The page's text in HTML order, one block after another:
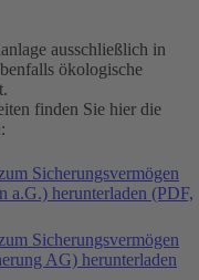
ausschließlich in
ökologische
finden Sie hier die
Sicherungsvermögen
a.G.) herunterladen (PDF,
Sicherungsvermögen
AG) herunterladen